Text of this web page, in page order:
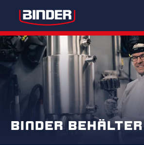
BINDER BEHÄLTER